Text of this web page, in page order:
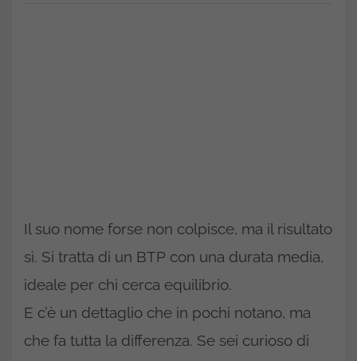
Il suo nome forse non colpisce, ma il risultato
sì. Si tratta di un BTP con una durata media,
ideale per chi cerca equilibrio.
E c’è un dettaglio che in pochi notano, ma
che fa tutta la differenza. Se sei curioso di